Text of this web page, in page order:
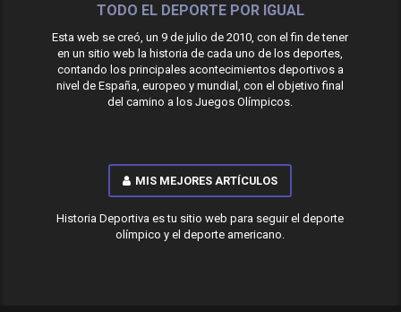
TODO EL DEPORTE POR IGUAL
Esta web se creó, un 9 de julio de 2010, con el fin de tener
en un sitio web la historia de cada uno de los deportes,
contando los principales acontecimientos deportivos a
nivel de España, europeo y mundial, con el objetivo final
del camino a los Juegos Olímpicos.
MIS MEJORES ARTÍCULOS
Historia Deportiva es tu sitio web para seguir el deporte
olímpico y el deporte americano.